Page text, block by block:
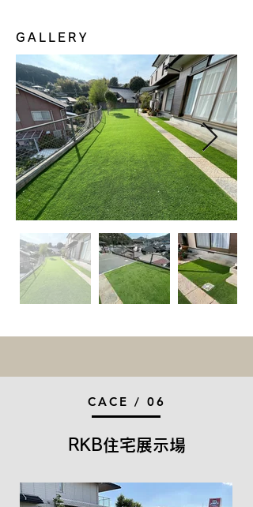
GALLERY
CACE / 06
​RKB住宅展示場